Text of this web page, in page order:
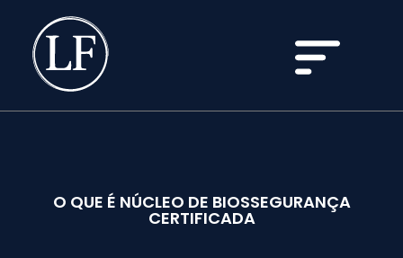
O QUE É NÚCLEO DE BIOSSEGURANÇA
CERTIFICADA